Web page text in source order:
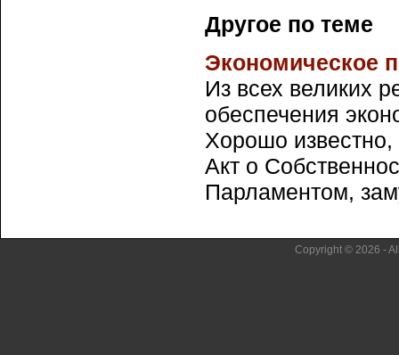
Другое по теме
Экономическое
Из всех великих
обеспечения
Хорошо известно,
Акт о
Парламентом,
Copyright © 2026 -